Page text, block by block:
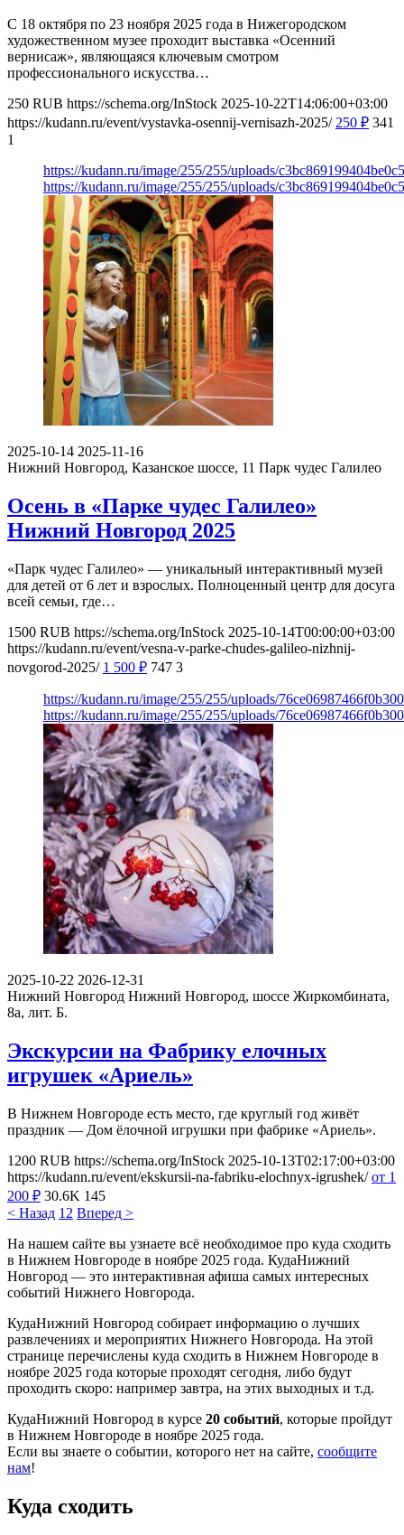
С 18 октября по 23 ноября 2025 года в Нижегородском
художественном музее проходит выставка «Осенний
вернисаж», являющаяся ключевым смотром
профессионального искусства…
250 RUB https://schema.org/InStock 2025-10-22T14:06:00+03:00
https://kudann.ru/event/vystavka-osennij-vernisazh-2025/ 250 ₽ 341
1
https://kudann.ru/image/255/255/uploads/
https://kudann.ru/image/255/255/uploads/
2025-10-14 2025-11-16
Нижний Новгород, Казанское шоссе, 11 Парк чудес Галилео
Осень в «Парке чудес Галилео»
Нижний Новгород 2025
«Парк чудес Галилео» — уникальный интерактивный музей
для детей от 6 лет и взрослых. Полноценный центр для досуга
всей семьи, где…
1500 RUB https://schema.org/InStock 2025-10-14T00:00:00+03:00
https://kudann.ru/event/vesna-v-parke-chudes-galileo-nizhnij-
novgorod-2025/ 1 500 ₽ 747 3
https://kudann.ru/image/255/255/uploads/
https://kudann.ru/image/255/255/uploads/
2025-10-22 2026-12-31
Нижний Новгород Нижний Новгород, шоссе Жиркомбината,
8а, лит. Б.
Экскурсии на Фабрику елочных
игрушек «Ариель»
В Нижнем Новгороде есть место, где круглый год живёт
праздник — Дом ёлочной игрушки при фабрике «Ариель».
1200 RUB https://schema.org/InStock 2025-10-13T02:17:00+03:00
https://kudann.ru/event/ekskursii-na-fabriku-elochnyx-igrushek/ от 1
200 ₽ 30.6K 145
< Назад 1 2 Вперед >
На нашем сайте вы узнаете всё необходимое про куда сходить
в Нижнем Новгороде в ноябре 2025 года. КудаНижний
Новгород — это интерактивная афиша самых интересных
событий Нижнего Новгорода.
КудаНижний Новгород собирает информацию о лучших
развлечениях и мероприятих Нижнего Новгорода. На этой
странице перечислены куда сходить в Нижнем Новгороде в
ноябре 2025 года которые проходят сегодня, либо будут
проходить скоро: например завтра, на этих выходных и т.д.
КудаНижний Новгород в курсе 20 событий, которые пройдут
в Нижнем Новгороде в ноябре 2025 года.
Если вы знаете о событии, которого нет на сайте, сообщите
нам!
Куда сходить